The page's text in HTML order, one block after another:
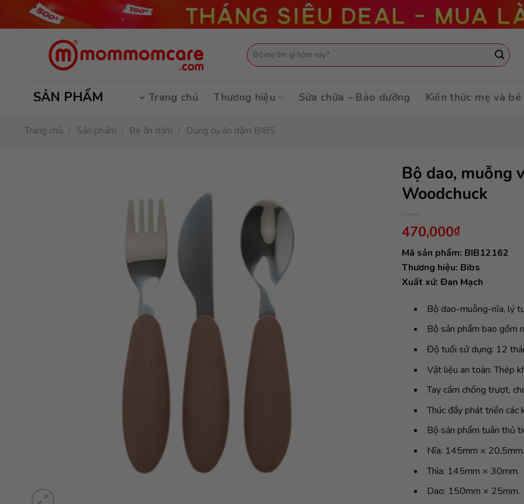
Tìm
kiếm:
SẢN PHẨM Trang chủ Thương hiệu Sửa chữa – Bảo dưỡng Kiến thức mẹ và bé
Trang chủ / Sản phẩm / Bé ăn dặm / Dụng cụ ăn dặm BIBS
Bộ dao, muỗng
Woodchuck
470,000₫
Mã sản phẩm: BIB12162
Thương hiệu: Bibs
Xuất xứ: Đan Mạch
Bộ dao-muỗng-nĩa, lý
Bộ sản phẩm bao gồm
Độ tuổi sử dụng: 12
Vật liệu an toàn: Thép
Tay cầm chống trượt,
Thúc đẩy phát triển các
Bộ sản phẩm tuân thủ
Nĩa: 145mm × 20,5mm.
Thìa: 145mm × 30mm.
Dao: 150mm × 25mm.